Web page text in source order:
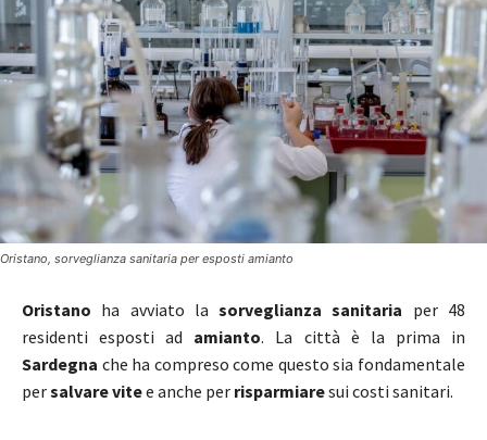
Oristano, sorveglianza sanitaria per esposti amianto
Oristano ha avviato lasorveglianza sanitaria per 48
residenti esposti ad amianto. La città è la prima in
Sardegna che ha compreso come questo sia fondamentale
persalvare vitee anche per risparmiaresui costi sanitari.